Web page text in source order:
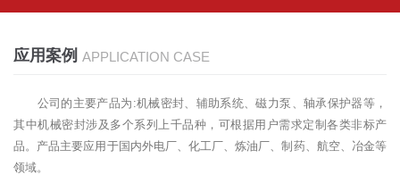
应用案例 APPLICATION CASE
公司的主要产品为:机械密封、辅助系统、磁力泵、轴承保护器等，
其中机械密封涉及多个系列上千品种，可根据用户需求定制各类非标产
品。产品主要应用于国内外电厂、化工厂、炼油厂、制药、航空、冶金等
领域。